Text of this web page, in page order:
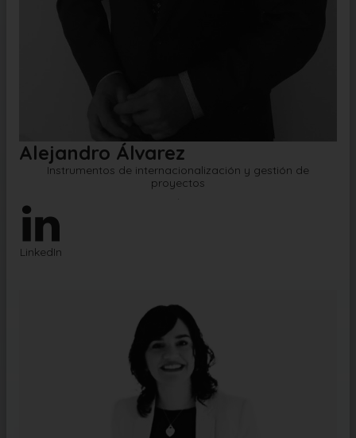
Alejandro Álvarez
Instrumentos de internacionalización y gestión de
proyectos
LinkedIn